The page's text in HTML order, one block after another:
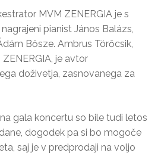
MVM ZENERGIA je s
pianist János Balázs,
Bősze. Ambrus Törőcsik,
je avtor
doživetja, zasnovanega za
gala koncertu so bile tudi letos
dogodek pa si bo mogoče
saj je v predprodaji na voljo